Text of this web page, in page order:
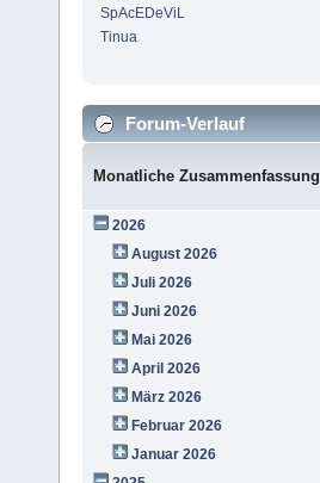
SpAcEDeViL
Tinua
Forum-Verlauf
Monatliche Zusammenfassung
2026
August 2026
Juli 2026
Juni 2026
Mai 2026
April 2026
März 2026
Februar 2026
Januar 2026